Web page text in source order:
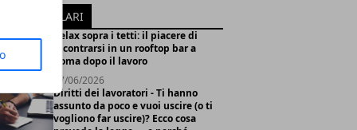
POPOLARI
Relax sopra i tetti: il piacere di
incontrarsi in un rooftop bar a
Roma dopo il lavoro
27/06/2026
Diritti dei lavoratori - Ti hanno
assunto da poco e vuoi uscire (o ti
vogliono far uscire)? Ecco cosa